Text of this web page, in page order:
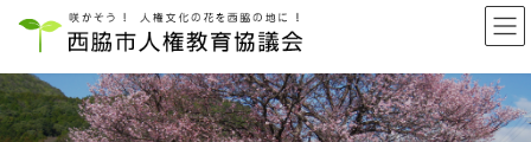
ン
ツ
へ
ー
シ
ョ